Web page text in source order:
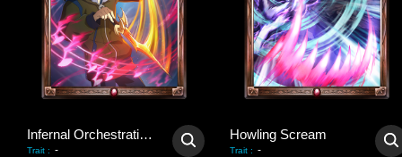
Infernal Orchestration
Trait : -
Howling Scream
Trait : -